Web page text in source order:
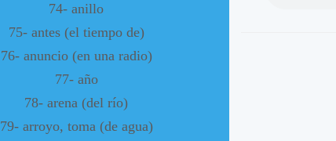
74- anillo
75- antes (el tiempo de)
76- anuncio (en una radio)
77- año
78- arena (del río)
79- arroyo, toma (de agua)